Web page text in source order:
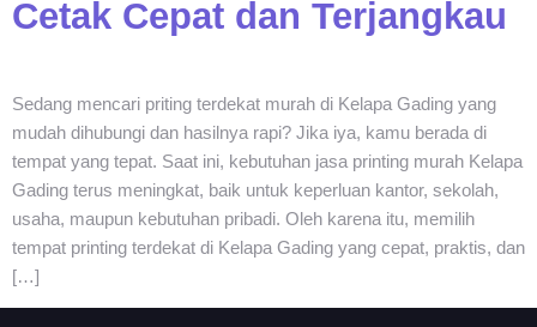
Cetak Cepat dan Terjangkau
Sedang mencari priting terdekat murah di Kelapa Gading yang
mudah dihubungi dan hasilnya rapi? Jika iya, kamu berada di
tempat yang tepat. Saat ini, kebutuhan jasa printing murah Kelapa
Gading terus meningkat, baik untuk keperluan kantor, sekolah,
usaha, maupun kebutuhan pribadi. Oleh karena itu, memilih
tempat printing terdekat di Kelapa Gading yang cepat, praktis, dan
[…]